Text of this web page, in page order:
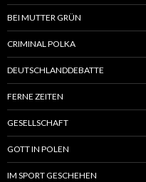
BEI MUTTER GRÜN
CRIMINAL POLKA
DEUTSCHLANDDEBATTE
FERNE ZEITEN
GESELLSCHAFT
GOTT IN POLEN
IM SPORT GESCHEHEN